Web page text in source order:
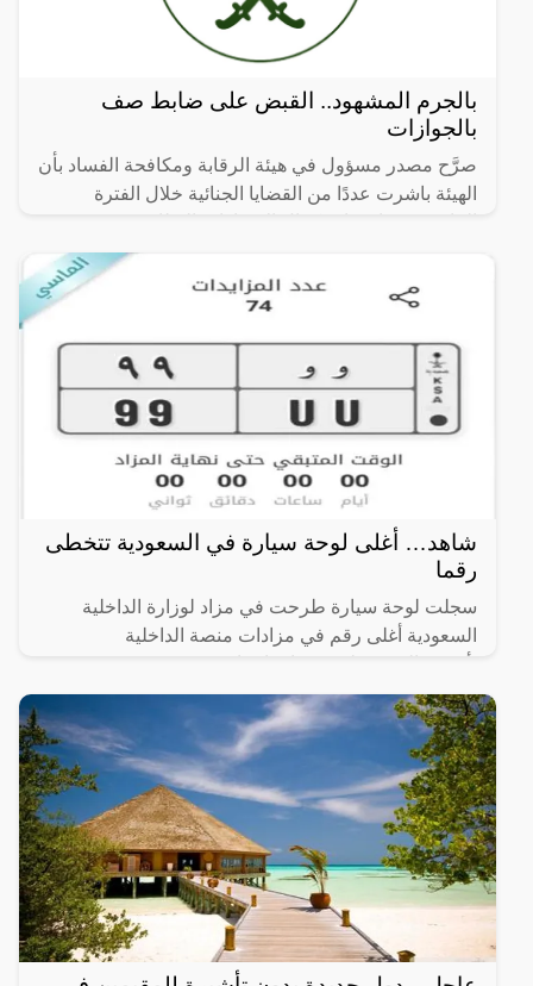
بالجرم المشهود.. القبض على ضابط صف
بالجوازات
صرَّح مصدر مسؤول في هيئة الرقابة ومكافحة الفساد بأن
الهيئة باشرت عددًا من القضايا الجنائية خلال الفترة
شاهد… أغلى لوحة سيارة في السعودية تتخطى
رقما
سجلت لوحة سيارة طرحت في مزاد لوزارة الداخلية
السعودية أغلى رقم في مزادات منصة الداخلية